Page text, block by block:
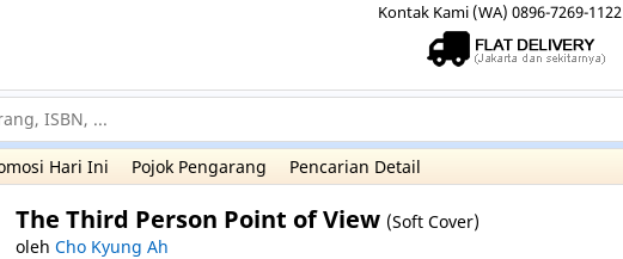
Kontak Kami (WA) 0896-7269-1122
Hari Ini Pojok Pengarang Pencarian Detail
The Third Person Point of View (Soft Cover)
oleh Cho Kyung Ah